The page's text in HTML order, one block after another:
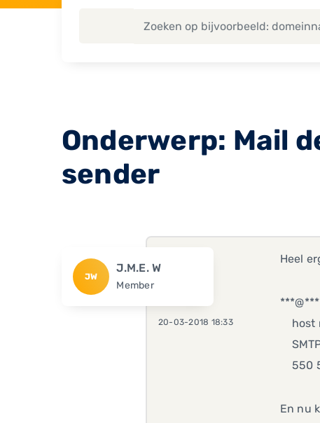
Onderwerp: Mail
sender
JW
J.M.E. W
Member
20-03-2018 18:33
Heel
host
550
En nu